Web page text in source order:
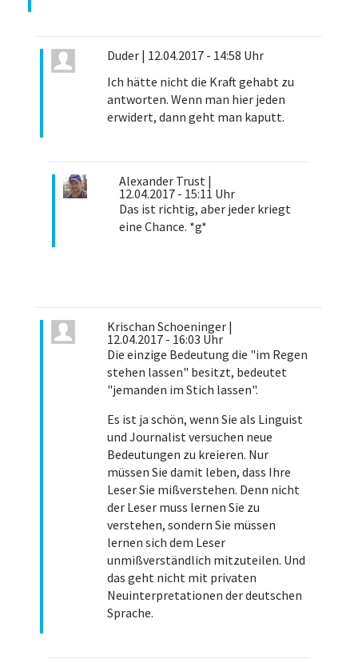
Duder | 12.04.2017 - 14:58 Uhr
Ich hätte nicht die Kraft gehabt zu
antworten. Wenn man hier jeden
erwidert, dann geht man kaputt.
Alexander Trust |
12.04.2017 - 15:11 Uhr
Das ist richtig, aber jeder kriegt
eine Chance. *g*
Krischan Schoeninger |
12.04.2017 - 16:03 Uhr
Die einzige Bedeutung die "im Regen
stehen lassen" besitzt, bedeutet
"jemanden im Stich lassen".
Es ist ja schön, wenn Sie als Linguist
und Journalist versuchen neue
Bedeutungen zu kreieren. Nur
müssen Sie damit leben, dass Ihre
Leser Sie mißverstehen. Denn nicht
der Leser muss lernen Sie zu
verstehen, sondern Sie müssen
lernen sich dem Leser
unmißverständlich mitzuteilen. Und
das geht nicht mit privaten
Neuinterpretationen der deutschen
Sprache.